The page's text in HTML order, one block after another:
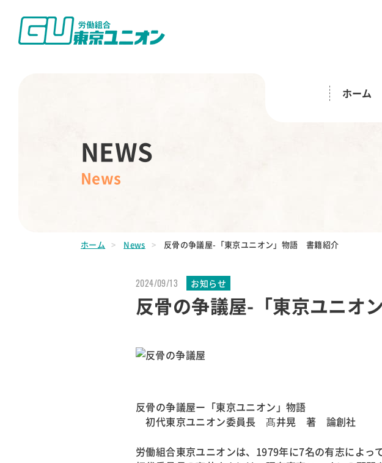
ホーム
NEWS
News
ホーム News 反骨の争議屋-「東京ユニオン」物語 書籍紹介
2024/09/13 お知らせ
反骨の争議屋-「東京ユニオ
反骨の争議屋ー「東京ユニオン」物語
初代東京ユニオン委員長 髙井晃 著 論創社
労働組合東京ユニオンは、1979年に7名の有志によっ